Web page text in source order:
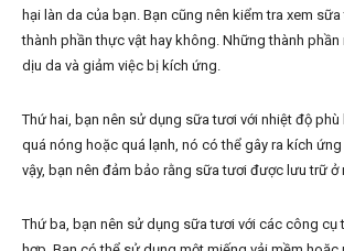
hại làn da của bạn. Bạn cũng nên kiểm tra xem
thành phần thực vật hay không. Những thành
dịu da và giảm việc bị kích ứng.
Thứ hai, bạn nên sử dụng sữa tươi với nhiệt độ
quá nóng hoặc quá lạnh, nó có thể gây ra kích
vậy, bạn nên đảm bảo rằng sữa tươi được lưu trữ ở
Thứ ba, bạn nên sử dụng sữa tươi với các công cụ